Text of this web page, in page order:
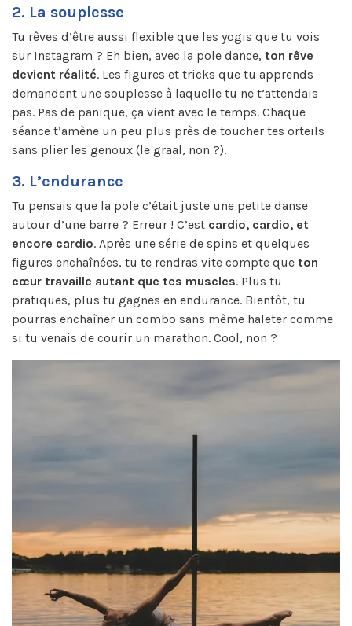
2. La souplesse
Tu rêves d’être aussi flexible que les yogis que tu vois
sur Instagram ? Eh bien, avec la pole dance, ton rêve
devient réalité. Les figures et tricks que tu apprends
demandent une souplesse à laquelle tu ne t’attendais
pas. Pas de panique, ça vient avec le temps. Chaque
séance t’amène un peu plus près de toucher tes orteils
sans plier les genoux (le graal, non ?).
3. L’endurance
Tu pensais que la pole c’était juste une petite danse
autour d’une barre ? Erreur ! C’est cardio, cardio, et
encore cardio. Après une série de spins et quelques
figures enchaînées, tu te rendras vite compte que ton
cœur travaille autant que tes muscles. Plus tu
pratiques, plus tu gagnes en endurance. Bientôt, tu
pourras enchaîner un combo sans même haleter comme
si tu venais de courir un marathon. Cool, non ?